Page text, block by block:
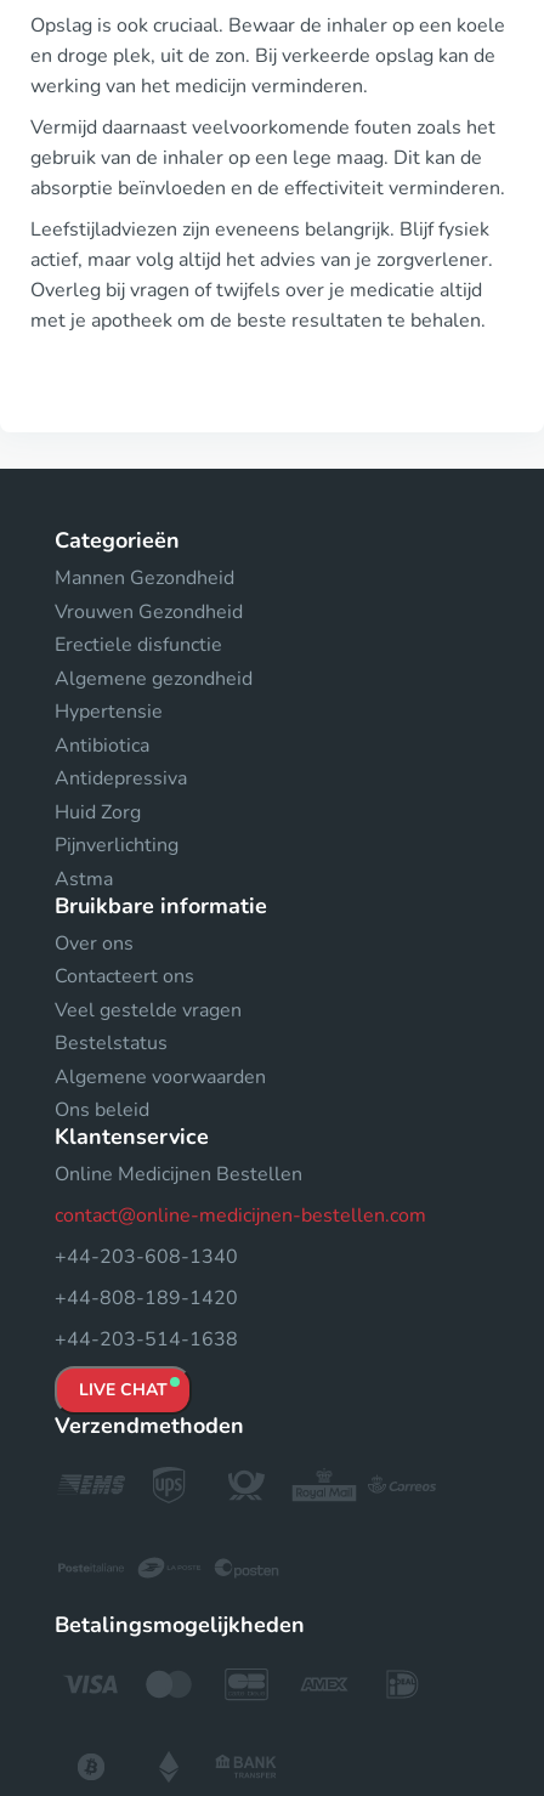
Opslag is ook cruciaal. Bewaar de inhaler op een koele
en droge plek, uit de zon. Bij verkeerde opslag kan de
werking van het medicijn verminderen.
Vermijd daarnaast veelvoorkomende fouten zoals het
gebruik van de inhaler op een lege maag. Dit kan de
absorptie beïnvloeden en de effectiviteit verminderen.
Leefstijladviezen zijn eveneens belangrijk. Blijf fysiek
actief, maar volg altijd het advies van je zorgverlener.
Overleg bij vragen of twijfels over je medicatie altijd
met je apotheek om de beste resultaten te behalen.
Categorieën
Mannen Gezondheid
Vrouwen Gezondheid
Erectiele disfunctie
Algemene gezondheid
Hypertensie
Antibiotica
Antidepressiva
Huid Zorg
Pijnverlichting
Astma
Bruikbare informatie
Over ons
Contacteert ons
Veel gestelde vragen
Bestelstatus
Algemene voorwaarden
Ons beleid
Klantenservice
Online Medicijnen Bestellen
contact@online-medicijnen-bestellen.com
+44-203-608-1340
+44-808-189-1420
+44-203-514-1638
LIVE CHAT
Verzendmethoden
Betalingsmogelijkheden